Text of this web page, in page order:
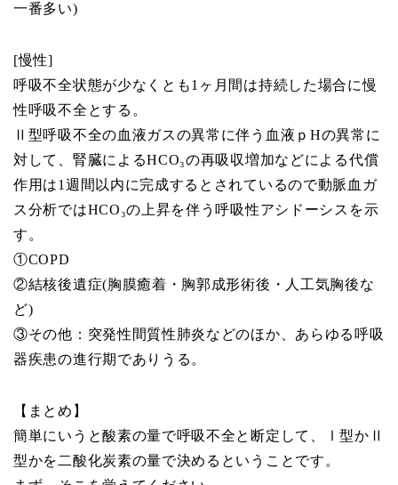
一番多い)
[慢性]
呼吸不全状態が少なくとも1ヶ月間は持続した場合に慢
性呼吸不全とする。
Ⅱ型呼吸不全の血液ガスの異常に伴う血液ｐHの異常に
対して、腎臓によるHCO₃の再吸収増加などによる代償
作用は1週間以内に完成するとされているので動脈血ガ
ス分析ではHCO₃の上昇を伴う呼吸性アシドーシスを示
す。
①COPD
②結核後遺症(胸膜癒着・胸郭成形術後・人工気胸後な
ど)
③その他：突発性間質性肺炎などのほか、あらゆる呼吸
器疾患の進行期でありうる。
【まとめ】
簡単にいうと酸素の量で呼吸不全と断定して、Ⅰ型かⅡ
型かを二酸化炭素の量で決めるということです。